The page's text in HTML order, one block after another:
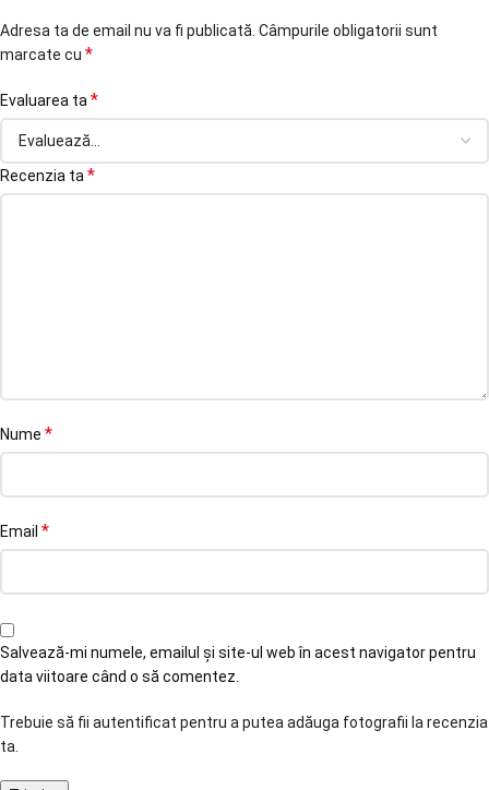
Adresa ta de email nu va fi publicată. Câmpurile obligatorii sunt
marcate cu *
Evaluarea ta*
Recenzia ta*
Nume *
Email *
Salvează-mi numele, emailul și site-ul web în acest navigator pentru
data viitoare când o să comentez.
Trebuie să fii autentificat pentru a putea adăuga fotografii la recenzia
ta.